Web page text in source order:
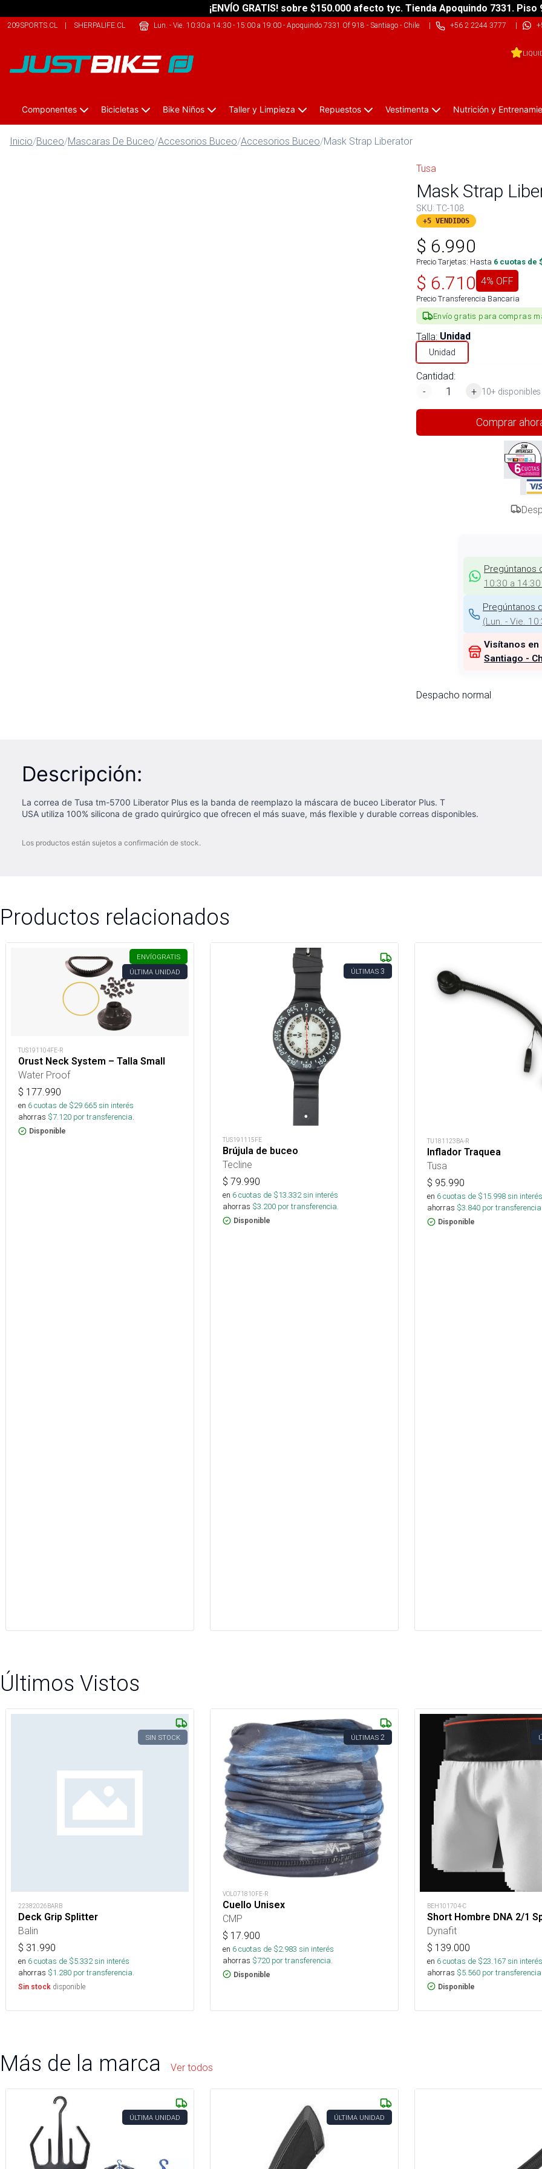
¡ENVÍO GRATIS! sobre $150.000 afecto tyc. Tienda Apoquindo 7331. Piso
209SPORTS.CL | SHERPALIFE.CL |THEARMY.CL
Lun. - Vie. 10:30 a 14:30 - 15:00 a 19:00- Apoquindo 7331 Of 918 - Santiago - Chile| +56 2 2244 3777 |
Componentes Bicicletas Bike Niños Taller y Limpieza Repuestos Vestimenta Nutrición y
Inicio/Buceo/Mascaras De Buceo/Accesorios Buceo/Accesorios Buceo/Mask Strap Liberator
Tusa
Mask Strap
SKU: TC-108
+5 VENDIDOS
$ 6.990
Precio Tarjetas: Hasta 6 cuotas de
$ 6.710 4% OFF
Precio Transferencia Bancaria
Envío gratis para compras
Talla: Unidad
Unidad
Cantidad:
-
+ 10+ disponibles
Comprar
10:30 a
Pregúntanos
(Lun. - Vie.
Visítanos
Santiago -
Despacho normal
Descripción:
La correa de Tusa tm-5700 Liberator Plus es la banda de reemplazo la máscara de buceo Liberator Plus. T
USA utiliza 100% silicona de grado quirúrgico que ofrecen el más suave, más flexible y durable correas disponibles.
Los productos están sujetos a confirmación de stock.
Productos relacionados
ENVÍOGRATIS
ÚLTIMA UNIDAD
TUS191104FE-R
Orust Neck System – Talla Small
Water Proof
$ 177.990
en 6cuotas de $29.665sin interés
ahorras $7.120 por transferencia.
Disponible
ÚLTIMAS 3
TUS191115FE
Brújula de buceo
Tecline
$ 79.990
en 6cuotas de $13.332sin interés
ahorras $3.200 por transferencia.
Disponible
TU181123BA-R
Inflador Traquea
Tusa
$ 95.990
en 6cuotas de $15.998sin interés
ahorras $3.840 por
Disponible
Últimos Vistos
SIN STOCK
22382026BARB
Deck Grip Splitter
Balin
$ 31.990
en 6cuotas de $5.332sin interés
ahorras $1.280 por transferencia.
Sin stock disponible
ÚLTIMAS 2
VOL071810FE-R
Cuello Unisex
CMP
$ 17.900
en 6cuotas de $2.983 sin interés
ahorras $720 por transferencia.
Disponible
BEH101704-C
Short Hombre DNA 2/1
Dynafit
$ 139.000
en 6cuotas de $23.167sin interés
ahorras $5.560 por
Disponible
Más de la marca Ver todos
ÚLTIMA UNIDAD ÚLTIMA UNIDAD